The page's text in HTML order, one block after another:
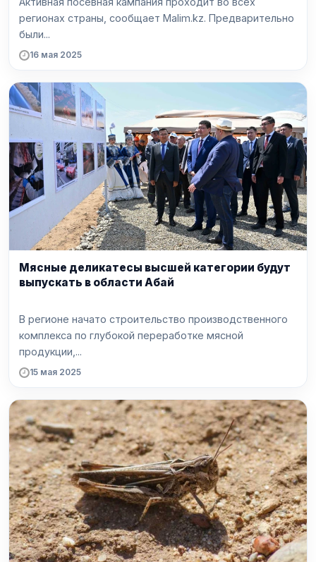
регионах страны, сообщает Malim.kz. Предварительно
были...
16 мая 2025
Мясные деликатесы высшей категории будут
выпускать в области Абай
В регионе начато строительство производственного
комплекса по глубокой переработке мясной
продукции,...
15 мая 2025